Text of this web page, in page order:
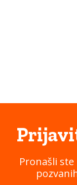
Pronašli